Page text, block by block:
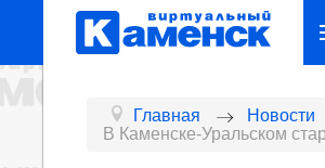
Главная Новости
В Каменске-Уральском